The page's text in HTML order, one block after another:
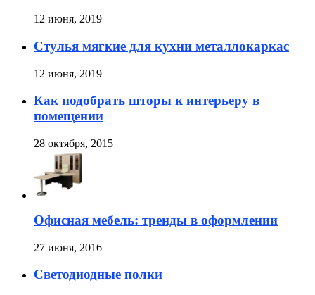
12 июня, 2019
Стулья мягкие для кухни металлокаркас
12 июня, 2019
Как подобрать шторы к интерьеру в
помещении
28 октября, 2015
Офисная мебель: тренды в оформлении
27 июня, 2016
Светодиодные полки